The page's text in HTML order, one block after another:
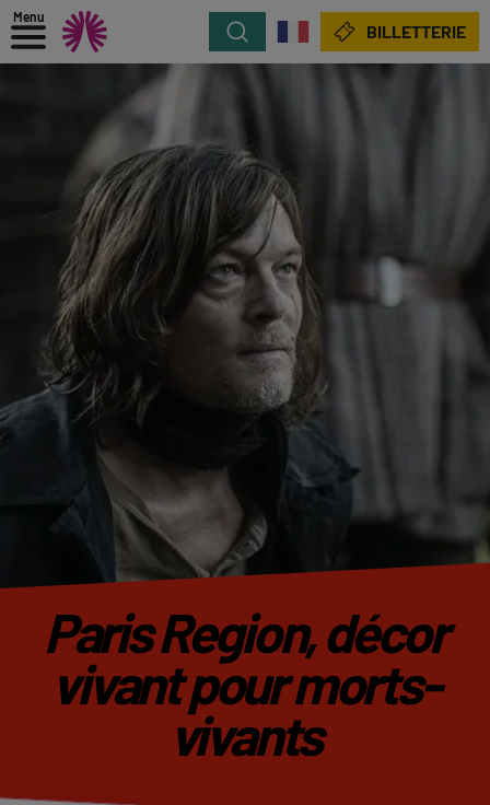
Menu
Rechercher BILLETTERIE
Paris Region, décor
vivant pour morts-
vivants